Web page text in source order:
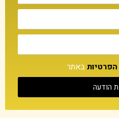
הפרטיותבאתר
הודעה